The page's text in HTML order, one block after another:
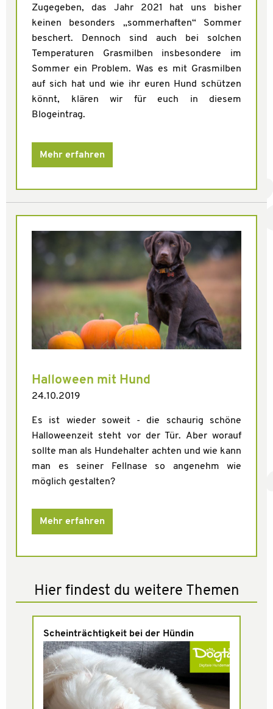
Zugegeben, das Jahr 2021 hat uns bisher
keinen besonders „sommerhaften“ Sommer
beschert. Dennoch sind auch bei solchen
Temperaturen Grasmilben insbesondere im
Sommer ein Problem. Was es mit Grasmilben
auf sich hat und wie ihr euren Hund schützen
könnt, klären wir für euch in diesem
Blogeintrag.
Mehr erfahren
Halloween mit Hund
24.10.2019
Es ist wieder soweit - die schaurig schöne
Halloweenzeit steht vor der Tür. Aber worauf
sollte man als Hundehalter achten und wie kann
man es seiner Fellnase so angenehm wie
möglich gestalten?
Mehr erfahren
Hier findest du weitere Themen
Scheinträchtigkeit bei der Hündin